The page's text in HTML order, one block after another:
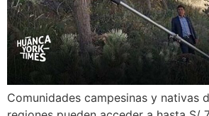
Comunidades campesinas y nativas